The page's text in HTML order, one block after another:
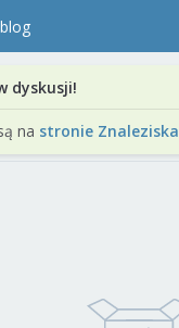
dyskusji!
na stronie Znaleziska